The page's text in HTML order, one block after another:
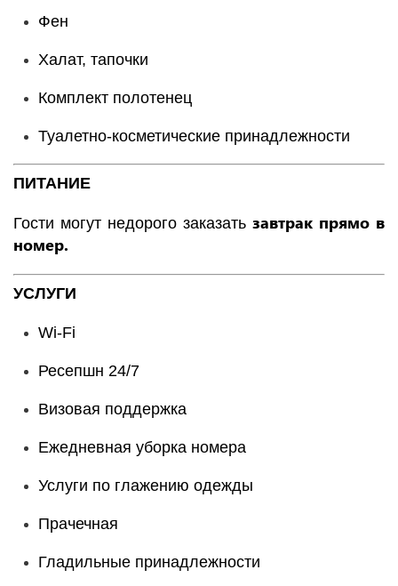
Фен
Халат, тапочки
Комплект полотенец
Туалетно-косметические принадлежности
ПИТАНИЕ
Гости могут недорого заказать завтрак прямо в
номер.
УСЛУГИ
Wi-Fi
Ресепшн 24/7
Визовая поддержка
Ежедневная уборка номера
Услуги по глажению одежды
Прачечная
Гладильные принадлежности